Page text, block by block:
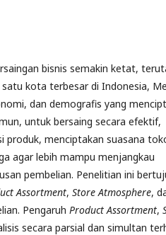
bisnis semakin ketat,
kota terbesar di Indonesia,
dan demografis yang
untuk bersaing secara efektif,
produk, menciptakan suasana
agar lebih mampu menjangkau
pembelian. Penelitian ini
Assortment, Store Atmosphere,
Pengaruh Product Assortment,
secara parsial dan simultan